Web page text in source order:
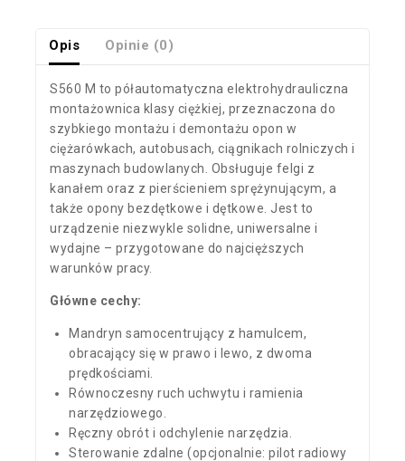
Opis Opinie (0)
S560 M to półautomatyczna elektrohydrauliczna
montażownica klasy ciężkiej, przeznaczona do
szybkiego montażu i demontażu opon w
ciężarówkach, autobusach, ciągnikach rolniczych i
maszynach budowlanych. Obsługuje felgi z
kanałem oraz z pierścieniem sprężynującym, a
także opony bezdętkowe i dętkowe. Jest to
urządzenie niezwykle solidne, uniwersalne i
wydajne – przygotowane do najcięższych
warunków pracy.
Główne cechy:
Mandryn samocentrujący z hamulcem,
obracający się w prawo i lewo, z dwoma
prędkościami.
Równoczesny ruch uchwytu i ramienia
narzędziowego.
Ręczny obrót i odchylenie narzędzia.
Sterowanie zdalne (opcjonalnie: pilot radiowy